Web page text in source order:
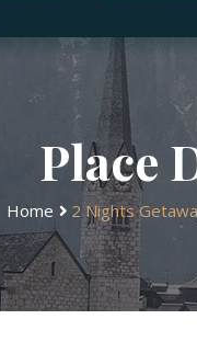
Place
Home 2 Nights